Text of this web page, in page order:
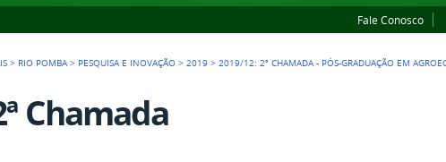
Fale Conosco
> RIO POMBA > PESQUISA E INOVAÇÃO >2019 >2019/12: 2ª CHAMADA - PÓS-GRADUAÇÃO EM
Chamada